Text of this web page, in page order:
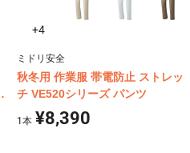
+4
ミドリ安全
秋冬用 作業服 帯電防止 ストレッ
チ VE520シリーズ パンツ
1本 ¥8,390